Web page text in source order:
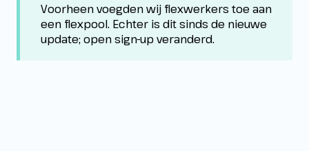
Voorheen voegden wij flexwerkers toe aan
een flexpool. Echter is dit sinds de nieuwe
update; open sign-up veranderd.